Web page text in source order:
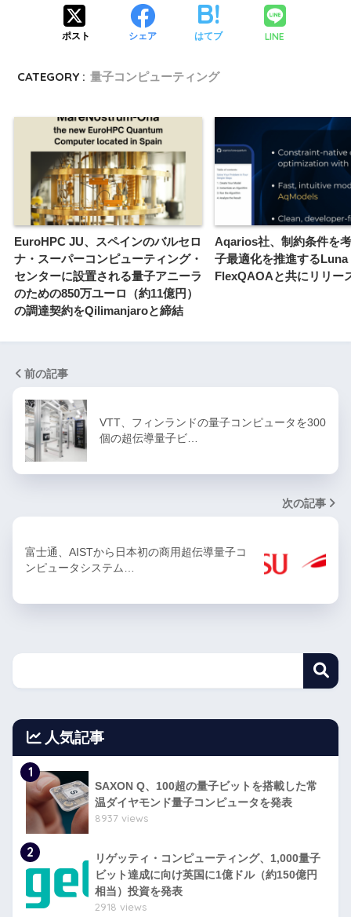
ポスト シェア はてブ LINE
CATEGORY : 量子コンピューティング
EuroHPC JU、スペインのバルセロ
ナ・スーパーコンピューティング・
センターに設置される量子アニーラ
のための850万ユーロ（約11億円）
の調達契約をQilimanjaroと締結
Aqarios社、制約条件を
子最適化を推進するLuna
FlexQAOAと共にリリー
前の記事
VTT、フィンランドの量子コンピュータを300
個の超伝導量子ビ…
次の記事
富士通、AISTから日本初の商用超伝導量子コ
ンピュータシステム…
人気記事
1
SAXON Q、100超の量子ビットを搭載した常
温ダイヤモンド量子コンピュータを発表
8937 views
2
リゲッティ・コンピューティング、1,000量子
ビット達成に向け英国に1億ドル（約150億円
相当）投資を発表
2918 views